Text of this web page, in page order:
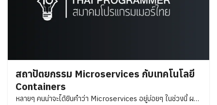
สถาปัตยกรรม Microservices กับเทคโนโลยี
Containers
หลายๆ คนน่าจะได้ยินคำว่า Microservices อยู่บ่อยๆ ในช่วงนี้ ผม